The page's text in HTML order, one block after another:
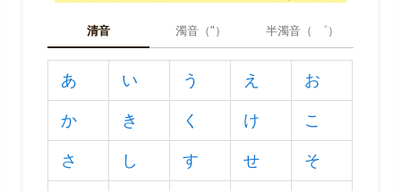
清音 濁音（"） 半濁音（ ゜）
あ い う え お
か き く け こ
さ し す せ そ